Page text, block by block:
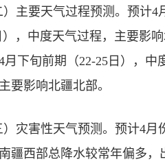
）主要天气过程预测。预计
），中度天气过程，主要影
月下旬前期（22-25日），
要影响北疆北部。
）灾害性天气预测。预计4
疆西部总降水较常年偏多